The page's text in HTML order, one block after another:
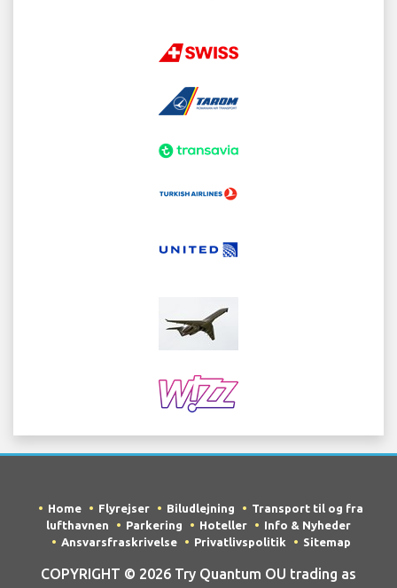
Home Flyrejser Biludlejning
Transport til og fra
lufthavnen
Parkering Hoteller
Info & Nyheder
Ansvarsfraskrivelse
Privatlivspolitik Sitemap
COPYRIGHT © 2026 Try Quantum OU trading as